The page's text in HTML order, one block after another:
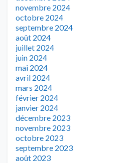
novembre 2024
octobre 2024
septembre 2024
août 2024
juillet 2024
juin 2024
mai 2024
avril 2024
mars 2024
février 2024
janvier 2024
décembre 2023
novembre 2023
octobre 2023
septembre 2023
août 2023